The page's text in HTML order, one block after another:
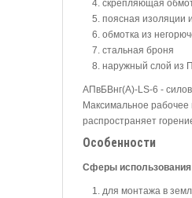
скрепляющая
поясная изоляции
обмотка из
стальная броня
наружный слой из
АПвБВнг(А)-LS-6 -
Максимальное рабочее
распространяет
Особенности
Сферы использования
для монтажа в